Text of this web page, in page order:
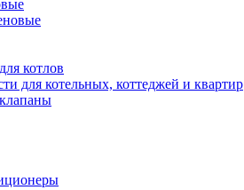
котлов
для котельных, коттеджей и квартир